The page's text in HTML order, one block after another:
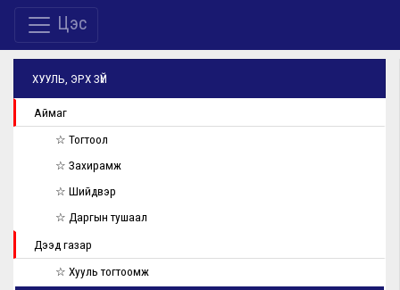
Цэс
ХУУЛЬ, ЭРХ ЗҮЙ
Аймаг
☆ Тогтоол
☆ Захирамж
☆ Шийдвэр
☆ Даргын тушаал
Дээд газар
☆ Хууль тогтоомж